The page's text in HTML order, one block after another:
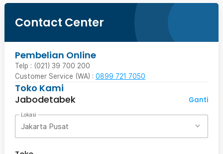
Contact Center
Pembelian Online
Telp : (021) 39 700 200
Customer Service (WA) : 0899 721 7050
Toko Kami
Jabodetabek
Ganti
Lokasi
Jakarta Pusat